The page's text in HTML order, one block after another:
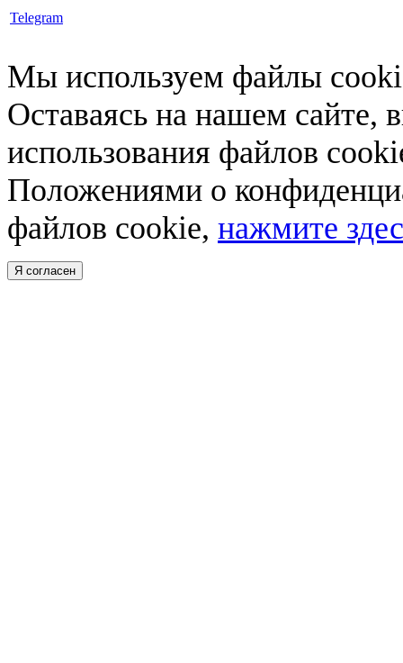
Telegram
Мы используем файлы
Оставаясь на нашем сайте,
использования файлов
Положениями о
файлов cookie, нажмите
Я согласен